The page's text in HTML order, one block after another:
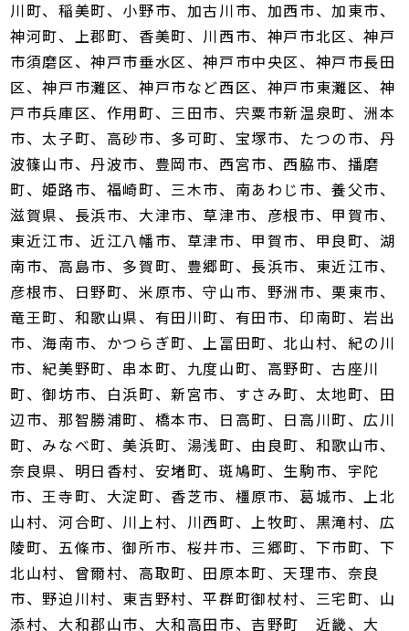
川町、稲美町、小野市、加古川市、加西市、加東市、
神河町、上郡町、香美町、川西市、神戸市北区、神戸
市須磨区、神戸市垂水区、神戸市中央区、神戸市長田
区、神戸市灘区、神戸市など西区、神戸市東灘区、神
戸市兵庫区、作用町、三田市、宍粟市新温泉町、洲本
市、太子町、高砂市、多可町、宝塚市、たつの市、丹
波篠山市、丹波市、豊岡市、西宮市、西脇市、播磨
町、姫路市、福崎町、三木市、南あわじ市、養父市、
滋賀県、長浜市、大津市、草津市、彦根市、甲賀市、
東近江市、近江八幡市、草津市、甲賀市、甲良町、湖
南市、高島市、多賀町、豊郷町、長浜市、東近江市、
彦根市、日野町、米原市、守山市、野洲市、栗東市、
竜王町、和歌山県、有田川町、有田市、印南町、岩出
市、海南市、かつらぎ町、上冨田町、北山村、紀の川
市、紀美野町、串本町、九度山町、高野町、古座川
町、御坊市、白浜町、新宮市、すさみ町、太地町、田
辺市、那智勝浦町、橋本市、日高町、日高川町、広川
町、みなべ町、美浜町、湯浅町、由良町、和歌山市、
奈良県、明日香村、安堵町、斑鳩町、生駒市、宇陀
市、王寺町、大淀町、香芝市、橿原市、葛城市、上北
山村、河合町、川上村、川西町、上牧町、黒滝村、広
陵町、五條市、御所市、桜井市、三郷町、下市町、下
北山村、曾爾村、高取町、田原本町、天理市、奈良
市、野迫川村、東吉野村、平群町御杖村、三宅町、山
添村、大和郡山市、大和高田市、吉野町 近畿、大